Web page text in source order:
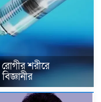
রোগীর শরীরে